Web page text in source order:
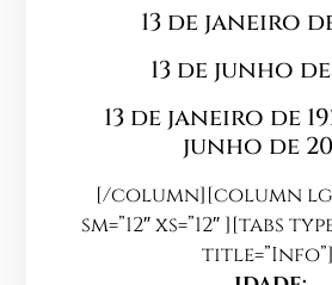
13 de janeiro
13 de junho de
13 de janeiro de
junho de
[/column][column
sm=”12″ xs=”12″ ][tabs
title=”Info”]